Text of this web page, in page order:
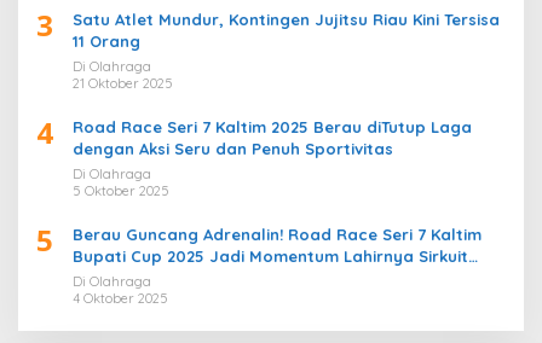
3
Satu Atlet Mundur, Kontingen Jujitsu Riau Kini Tersisa
11 Orang
Di Olahraga
21 Oktober 2025
4
Road Race Seri 7 Kaltim 2025 Berau diTutup Laga
dengan Aksi Seru dan Penuh Sportivitas
Di Olahraga
5 Oktober 2025
5
Berau Guncang Adrenalin! Road Race Seri 7 Kaltim
Bupati Cup 2025 Jadi Momentum Lahirnya Sirkuit
Permanen 2026
Di Olahraga
4 Oktober 2025